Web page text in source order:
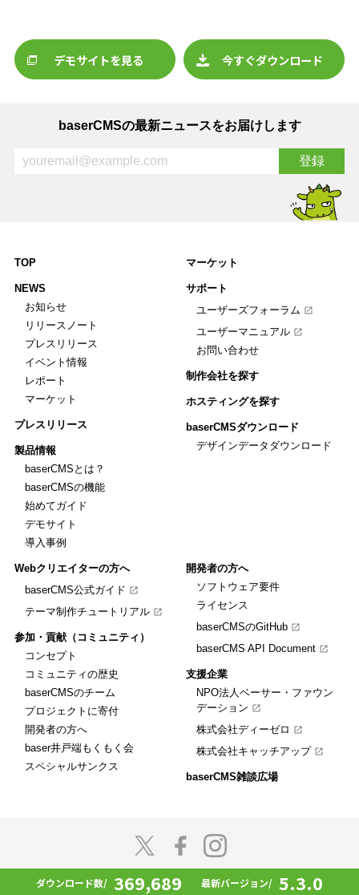
ダウンロード数/ 369,689 最新バージョン/ 5.3.0
デモサイトを見る 今すぐダウンロード
baserCMSの最新ニュースをお届けします
TOP
NEWS
お知らせ
リリースノート
プレスリリース
イベント情報
レポート
マーケット
プレスリリース
製品情報
baserCMSとは？
baserCMSの機能
始めてガイド
デモサイト
導入事例
マーケット
サポート
ユーザーズフォーラム
ユーザーマニュアル
お問い合わせ
制作会社を探す
ホスティングを探す
baserCMSダウンロード
デザインデータダウンロード
Webクリエイターの方へ
baserCMS公式ガイド
テーマ制作チュートリアル
参加・貢献（コミュニティ）
コンセプト
コミュニティの歴史
baserCMSのチーム
プロジェクトに寄付
開発者の方へ
baser井戸端もくもく会
スペシャルサンクス
開発者の方へ
ソフトウェア要件
ライセンス
baserCMSのGitHub
baserCMS API Document
支援企業
NPO法人ベーサー・ファウン
デーション
株式会社ディーゼロ
株式会社キャッチアップ
baserCMS雑談広場
© 2009 - 2026 baserCMS All rights reserved.